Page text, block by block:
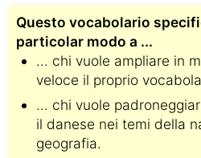
Questo vocabolario
particolar modo a ...
... chi vuole ampliare in
veloce il proprio
... chi vuole
il danese nei temi della
geografia.